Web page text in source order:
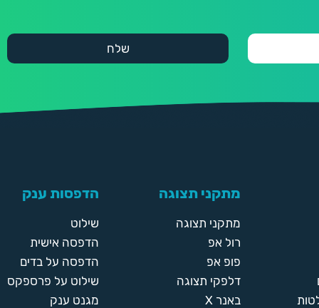
מתקני תצוגה
מתקני תצוגה
רול אפ
פופ אפ
דלפקי תצוגה
באנר X
הדפסות ענק
שילוט
הדפסה אישית
הדפסה על בדים
שילוט על פרספקס
מגנט ענק